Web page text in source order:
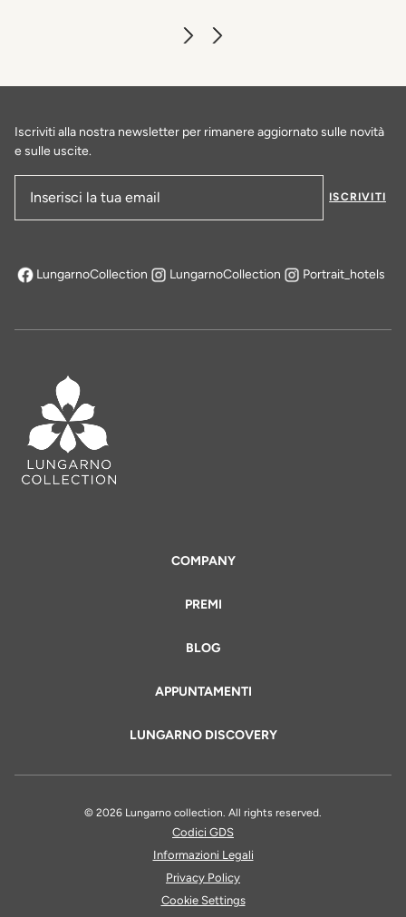
COMPANY
PREMI
BLOG
APPUNTAMENTI
LUNGARNO DISCOVERY
Iscriviti alla nostra newsletter per rimanere aggiornato sulle novità
e sulle uscite.
ISCRIVITI
LungarnoCollection
si apre in una nuova scheda
LungarnoCollection Portrait_hotels
© 2026 Lungarno collection. All rights reserved.
Codici GDS
Informazioni Legali
Privacy Policy
Cookie Settings